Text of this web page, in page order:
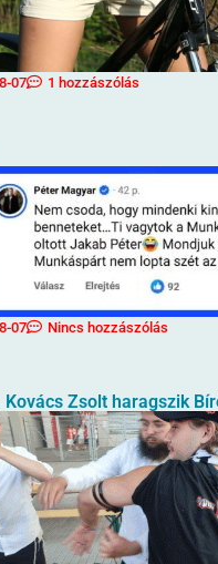
07 1 hozzászólás
07 Nincs hozzászólás
Kovács Zsolt haragszik